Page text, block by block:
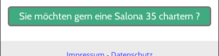
Sie möchten gern eine Salona 35 chartern ?